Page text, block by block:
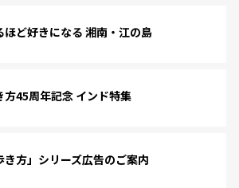
ほど好きになる 湘南・江の島
方45周年記念 インド特集
き方」シリーズ広告のご案内